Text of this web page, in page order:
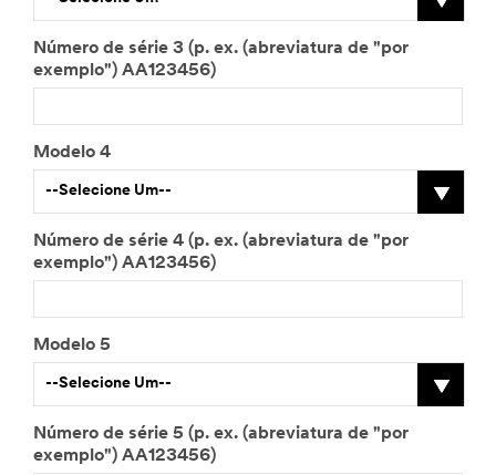
Número de série 3 (p. ex. (abreviatura de "por
exemplo") AA123456)
Modelo 4
--Selecione Um--
Número de série 4 (p. ex. (abreviatura de "por
exemplo") AA123456)
Modelo 5
--Selecione Um--
Número de série 5 (p. ex. (abreviatura de "por
exemplo") AA123456)